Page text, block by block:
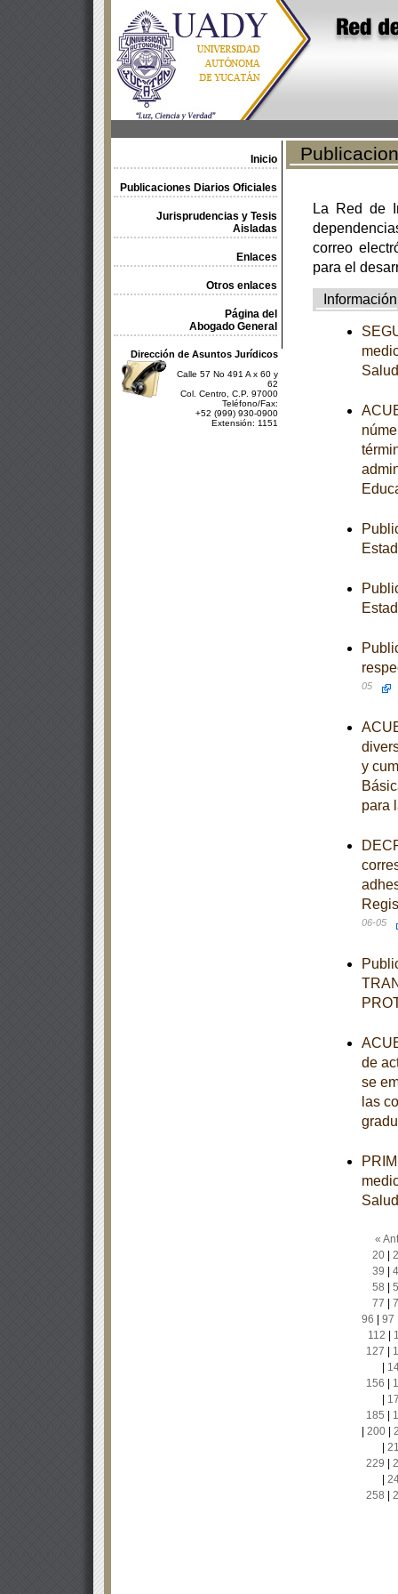
Inicio
Publicaciones Diarios Oficiales
Jurisprudencias y Tesis
Aisladas
Enlaces
Otros enlaces
Página del
Abogado General
Dirección de Asuntos Jurídicos
Calle 57 No 491 A x 60 y
62
Col. Centro, C.P. 97000
Teléfono/Fax:
+52 (999) 930-0900
Extensión: 1151
La Red de
correo
para el
Información
05
y
para
06-05
de
se
las
«
20|
39
58
77
96
97
112
127
156
185
200|
229
258